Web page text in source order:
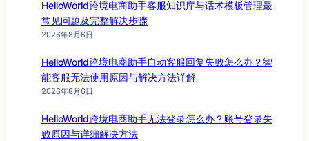
HelloWorld跨境电商助手客服知识库与话术模板管理最
常见问题及完整解决步骤
2026年8月6日
HelloWorld跨境电商助手自动客服回复失败怎么办？智
能客服无法使用原因与解决方法详解
2026年8月6日
HelloWorld跨境电商助手无法登录怎么办？账号登录失
败原因与详细解决方法